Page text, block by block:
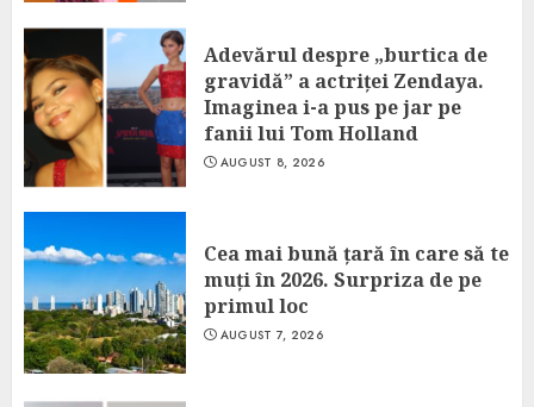
Adevărul despre „burtica de
gravidă” a actriței Zendaya.
Imaginea i-a pus pe jar pe
fanii lui Tom Holland
AUGUST 8, 2026
Cea mai bună țară în care să te
muți în 2026. Surpriza de pe
primul loc
AUGUST 7, 2026